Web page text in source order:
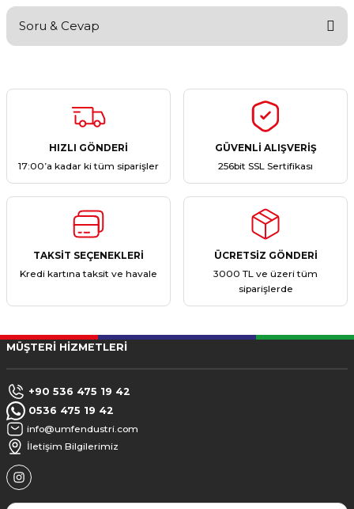
Yorum Yaz
Soru & Cevap
Ürün hakkında henüz soru sorulmamış.
HIZLI GÖNDERİ
17:00’a kadar ki tüm siparişler
GÜVENLİ ALIŞVERİŞ
256bit SSL Sertifikası
TAKSİT SEÇENEKLERİ
Kredi kartına taksit ve havale
ÜCRETSİZ GÖNDERİ
3000 TL ve üzeri tüm
siparişlerde
MÜŞTERİ HİZMETLERİ
+90 536 475 19 42
0536 475 19 42
info@umfendustri.com
İletişim Bilgilerimiz